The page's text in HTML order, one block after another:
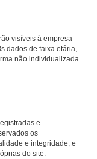
visíveis à empresa
dados de faixa etária,
não individualizada
e
os
e integridade, e
do site.